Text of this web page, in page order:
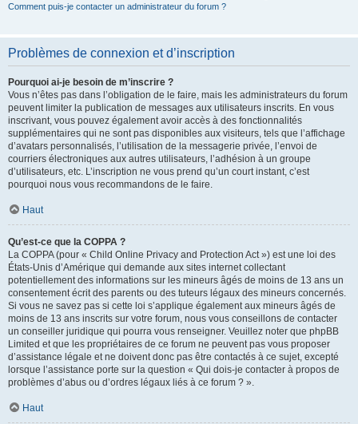
Comment puis-je contacter un administrateur du forum ?
Problèmes de connexion et d’inscription
Pourquoi ai-je besoin de m’inscrire ?
Vous n’êtes pas dans l’obligation de le faire, mais les administrateurs du forum
peuvent limiter la publication de messages aux utilisateurs inscrits. En vous
inscrivant, vous pouvez également avoir accès à des fonctionnalités
supplémentaires qui ne sont pas disponibles aux visiteurs, tels que l’affichage
d’avatars personnalisés, l’utilisation de la messagerie privée, l’envoi de
courriers électroniques aux autres utilisateurs, l’adhésion à un groupe
d’utilisateurs, etc. L’inscription ne vous prend qu’un court instant, c’est
pourquoi nous vous recommandons de le faire.
Haut
Qu’est-ce que la COPPA ?
La COPPA (pour « Child Online Privacy and Protection Act ») est une loi des
États-Unis d’Amérique qui demande aux sites internet collectant
potentiellement des informations sur les mineurs âgés de moins de 13 ans un
consentement écrit des parents ou des tuteurs légaux des mineurs concernés.
Si vous ne savez pas si cette loi s’applique également aux mineurs âgés de
moins de 13 ans inscrits sur votre forum, nous vous conseillons de contacter
un conseiller juridique qui pourra vous renseigner. Veuillez noter que phpBB
Limited et que les propriétaires de ce forum ne peuvent pas vous proposer
d’assistance légale et ne doivent donc pas être contactés à ce sujet, excepté
lorsque l’assistance porte sur la question « Qui dois-je contacter à propos de
problèmes d’abus ou d’ordres légaux liés à ce forum ? ».
Haut